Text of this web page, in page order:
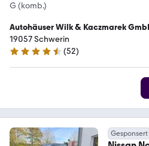
G (komb.)
Autohäuser Wilk & Kaczmarek
19057 Schwerin
4.6 Sterne
(52)
Gesponsert